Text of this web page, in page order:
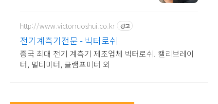
http://www.victorruoshui.co.kr 광고
전기계측기전문 - 빅터로쉬
중국 최대 전기 계측기 제조업체 빅터로쉬. 캘리브레이
터, 멀티미터, 클램프미터 외